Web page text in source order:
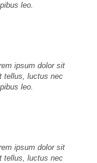
leo.
ipsum dolor sit
tellus, luctus nec
leo.
ipsum dolor sit
tellus, luctus nec